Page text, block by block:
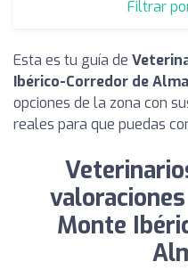
Filtrar
Esta es tu guía de
Ibérico-Corredor de
opciones de la zona con
reales para que puedas
Monte